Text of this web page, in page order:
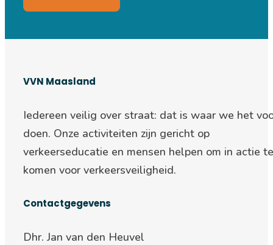
VVN Maasland
Iedereen veilig over straat: dat is waar we het
doen. Onze activiteiten zijn gericht op
verkeerseducatie en mensen helpen om in actie te
komen voor verkeersveiligheid.
Contactgegevens
Dhr. Jan van den Heuvel